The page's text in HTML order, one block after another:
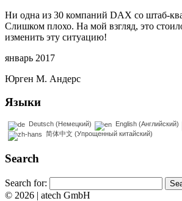
Ни одна из 30 компаний DAX со штаб-
Слишком плохо. На мой взгляд, это
изменить эту ситуацию!
январь 2017
Юрген М. Андерс
Языки
Deutsch (Немецкий) English (Английский)
简体中文 (Упрощенный китайский)
Search
Search for:
© 2026 | atech GmbH